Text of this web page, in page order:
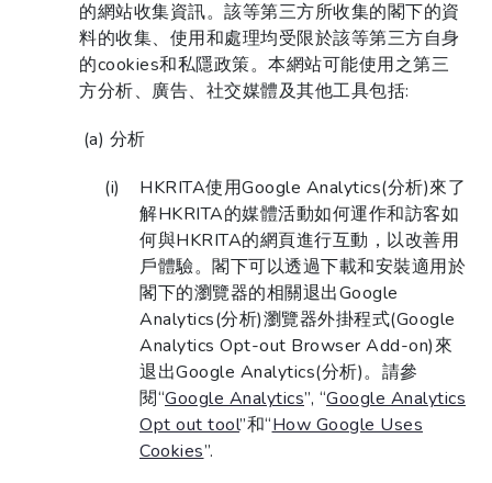
的網站收集資訊。該等第三方所收集的閣下的資
料的收集、使用和處理均受限於該等第三方自身
的cookies和私隱政策。本網站可能使用之第三
方分析、廣告、社交媒體及其他工具包括:
分析
HKRITA使用Google Analytics(分析)來了
解HKRITA的媒體活動如何運作和訪客如
何與HKRITA的網頁進行互動，以改善用
戶體驗。閣下可以透過下載和安裝適用於
閣下的瀏覽器的相關退出Google
Analytics(分析)瀏覽器外掛程式(Google
Analytics Opt-out Browser Add-on)來
退出Google Analytics(分析)。請參
閱“Google Analytics”, “Google Analytics
Opt out tool”和“How Google Uses
Cookies”.